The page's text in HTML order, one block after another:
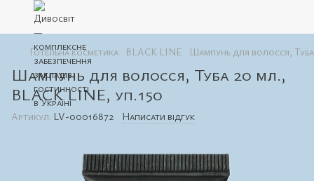
Готельна косметика BLACK LINE Шампунь для волосся,
Шампунь для волосся, Туба 20 мл.,
BLACK LINE, уп.150
Артикул: LV-00016872 Написати відгук